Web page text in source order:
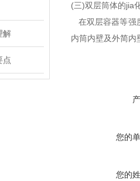
解
点
(三)双层筒体的jia
在双层容器等强
内筒内壁及外简内
您的
您的